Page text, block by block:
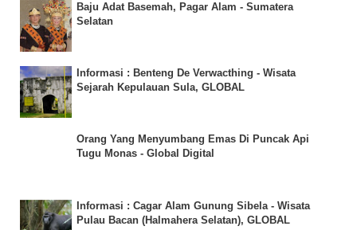
Baju Adat Basemah, Pagar Alam - Sumatera
Selatan
Informasi : Benteng De Verwacthing - Wisata
Sejarah Kepulauan Sula, GLOBAL
Orang Yang Menyumbang Emas Di Puncak Api
Tugu Monas - Global Digital
Informasi : Cagar Alam Gunung Sibela - Wisata
Pulau Bacan (Halmahera Selatan), GLOBAL